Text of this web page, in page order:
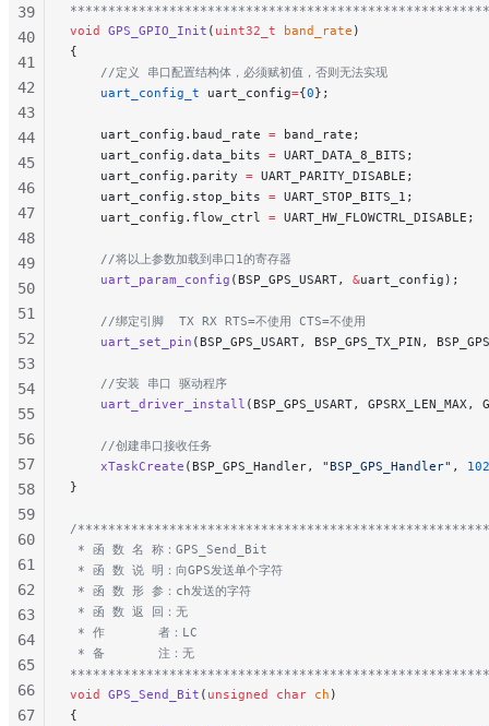
void GPS_GPIO_Init ( uint32_t band_rate )
{
    //定义 串口配置结构体，必须赋初值，否则无法实现
    uart_config_t
uart_config={0};
    uart_config.baud_rate
= band_rate;
    uart_config.data_bits
= UART_DATA_8_BITS;
    uart_config.parity
= UART_PARITY_DISABLE;
    uart_config.stop_bits
= UART_STOP_BITS_1;
    uart_config.flow_ctrl
= UART_HW_FLOWCTRL_DISABLE;
    //将以上参数加载到串口1的寄存器
    uart_param_config
(BSP_GPS_USART, &uart_config);
    //绑定引脚  TX RX RTS=不使用 CTS=不使用
    uart_set_pin
(BSP_GPS_USART, BSP_GPS_TX_PIN,
    //安装 串口 驱动程序
    uart_driver_install
(BSP_GPS_USART, GPSRX_LEN_MAX,
    //创建串口接收任务
    xTaskCreate
(BSP_GPS_Handler, "BSP_GPS_Handler" ,
}
/
* 函 数 名 称：GPS_Send_Bit
* 函 数 说 明：向GPS发送单个字符
* 函 数 形 参：ch发送的字符
* 函 数 返 回：无
* 作       者：LC
* 备       注：无
void GPS_Send_Bit ( unsigned char ch )
{
39
40
41
42
43
44
45
46
47
48
49
50
51
52
53
54
55
56
57
58
59
60
61
62
63
64
65
66
67